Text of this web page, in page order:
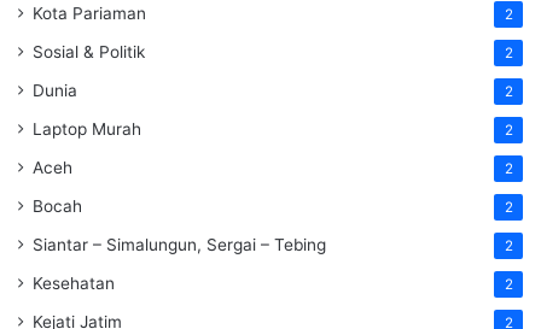
Kota Pariaman 2
Sosial & Politik 2
Dunia 2
Laptop Murah 2
Aceh 2
Bocah 2
Siantar – Simalungun, Sergai – Tebing 2
Kesehatan 2
Kejati Jatim 2